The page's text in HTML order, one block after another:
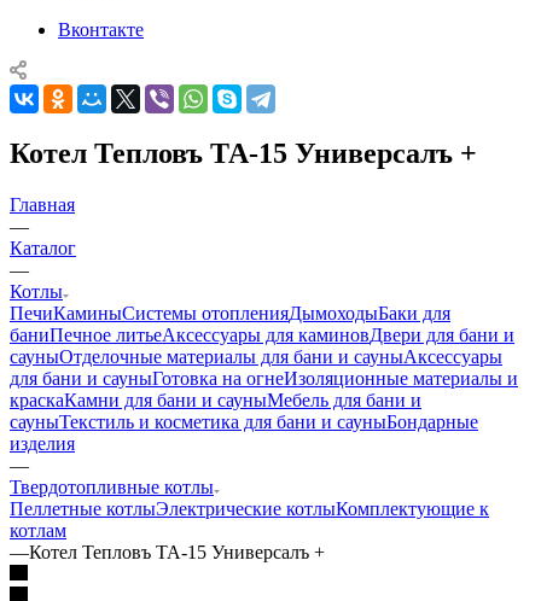
Вконтакте
Котел Тепловъ ТА-15 Универсалъ +
Главная
—
Каталог
—
Котлы
ПечиКаминыСистемы отопленияДымоходыБаки для
баниПечное литьеАксессуары для каминовДвери для бани и
сауныОтделочные материалы для бани и сауныАксессуары
для бани и сауныГотовка на огнеИзоляционные материалы и
краскаКамни для бани и сауныМебель для бани и
сауныТекстиль и косметика для бани и сауныБондарные
изделия
—
Твердотопливные котлы
Пеллетные котлыЭлектрические котлыКомплектующие к
котлам
—Котел Тепловъ ТА-15 Универсалъ +